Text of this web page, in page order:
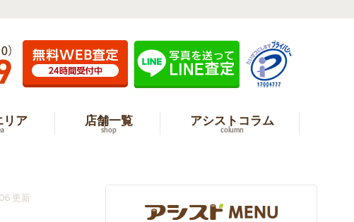
リア 店舗一覧
shop
アシストコラム
column
更新